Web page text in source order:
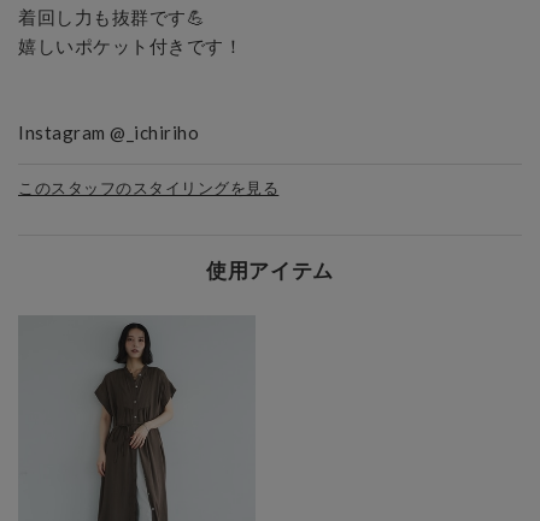
着回し力も抜群です💪
嬉しいポケット付きです！
Instagram @_ichiriho
このスタッフのスタイリングを見る
使用アイテム